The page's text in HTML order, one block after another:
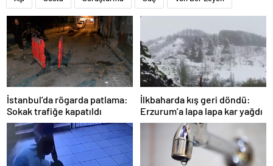
İstanbul’da rögarda patlama:
Sokak trafiğe kapatıldı
İlkbaharda kış geri döndü:
Erzurum’a lapa lapa kar yağdı